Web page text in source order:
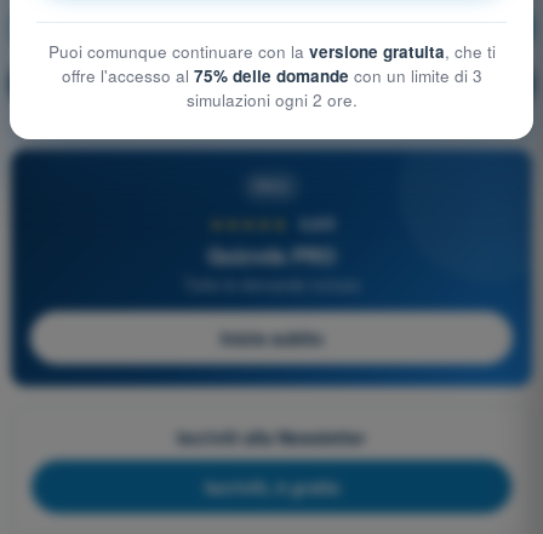
Regolamentazione aeronautica Allenamento!
🔒 PRO Spiegazione domanda
4,6/5
Quizvds PRO
Inizia subito
Iscriviti alla Newsletter
Iscriviti, è gratis
Puoi comunque continuare con la versione gratuita, che ti
offre l'accesso al 75% delle domande con un limite di 3
simulazioni ogni 2 ore.